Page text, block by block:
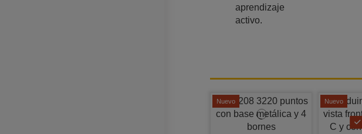
aprendizaje
activo.
Nuevo Nuevo